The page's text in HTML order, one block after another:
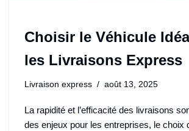
Choisir le Véhicule
les Livraisons Express
Livraison express août 13, 2025
La rapidité et l’efficacité des livraisons
des enjeux pour les entreprises, le choix